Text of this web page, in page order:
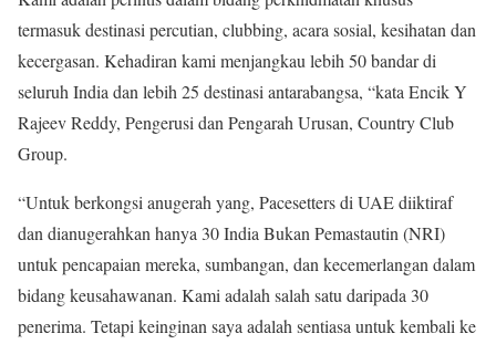
termasuk destinasi percutian, clubbing, acara sosial, kesihatan dan
kecergasan. Kehadiran kami menjangkau lebih 50 bandar di
seluruh India dan lebih 25 destinasi antarabangsa, “kata Encik Y
Rajeev Reddy, Pengerusi dan Pengarah Urusan, Country Club
Group.
“Untuk berkongsi anugerah yang, Pacesetters di UAE diiktiraf
dan dianugerahkan hanya 30 India Bukan Pemastautin (NRI)
untuk pencapaian mereka, sumbangan, dan kecemerlangan dalam
bidang keusahawanan. Kami adalah salah satu daripada 30
penerima. Tetapi keinginan saya adalah sentiasa untuk kembali ke